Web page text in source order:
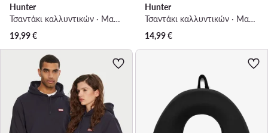
Hunter
Τσαντάκι καλλυντικών · Μαύρο
19,99€
Hunter
Τσαντάκι καλλυντικών · Μαύρο
14,99€